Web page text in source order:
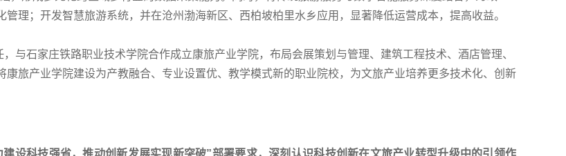
理；开发智慧旅游系统，并在沧州渤海新区、西柏坡柏里水乡应用，显著降低运营成本，提高收益。
与石家庄铁路职业技术学院合作成立康旅产业学院，布局会展策划与管理、建筑工程技术、酒店管理、
旅产业学院建设为产教融合、专业设置优、教学模式新的职业院校，为文旅产业培养更多技术化、创新
设科技强省，推动创新发展实现新突破”部署要求，深刻认识科技创新在文旅产业转型升级中的引领作